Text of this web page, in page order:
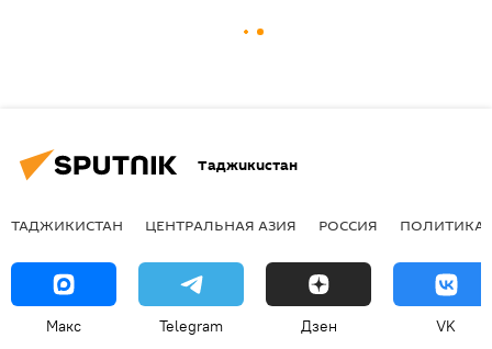
Таджикистан
ТАДЖИКИСТАН ЦЕНТРАЛЬНАЯ АЗИЯ РОССИЯ ПОЛИТИКА
Макс Telegram Дзен VK